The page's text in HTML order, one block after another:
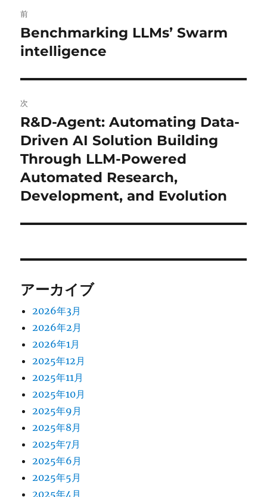
稿
ナ
ビ
ゲ
ー
シ
ョ
ン
前
前
の
稿:
Benchmarking LLMs’ Swarm
intelligence
次
次
の
投
稿:
R&D-Agent: Automating Data-
Driven AI Solution Building
Through LLM-Powered
Automated Research,
Development, and Evolution
アーカイブ
2026年3月
2026年2月
2026年1月
2025年12月
2025年11月
2025年10月
2025年9月
2025年8月
2025年7月
2025年6月
2025年5月
2025年4月